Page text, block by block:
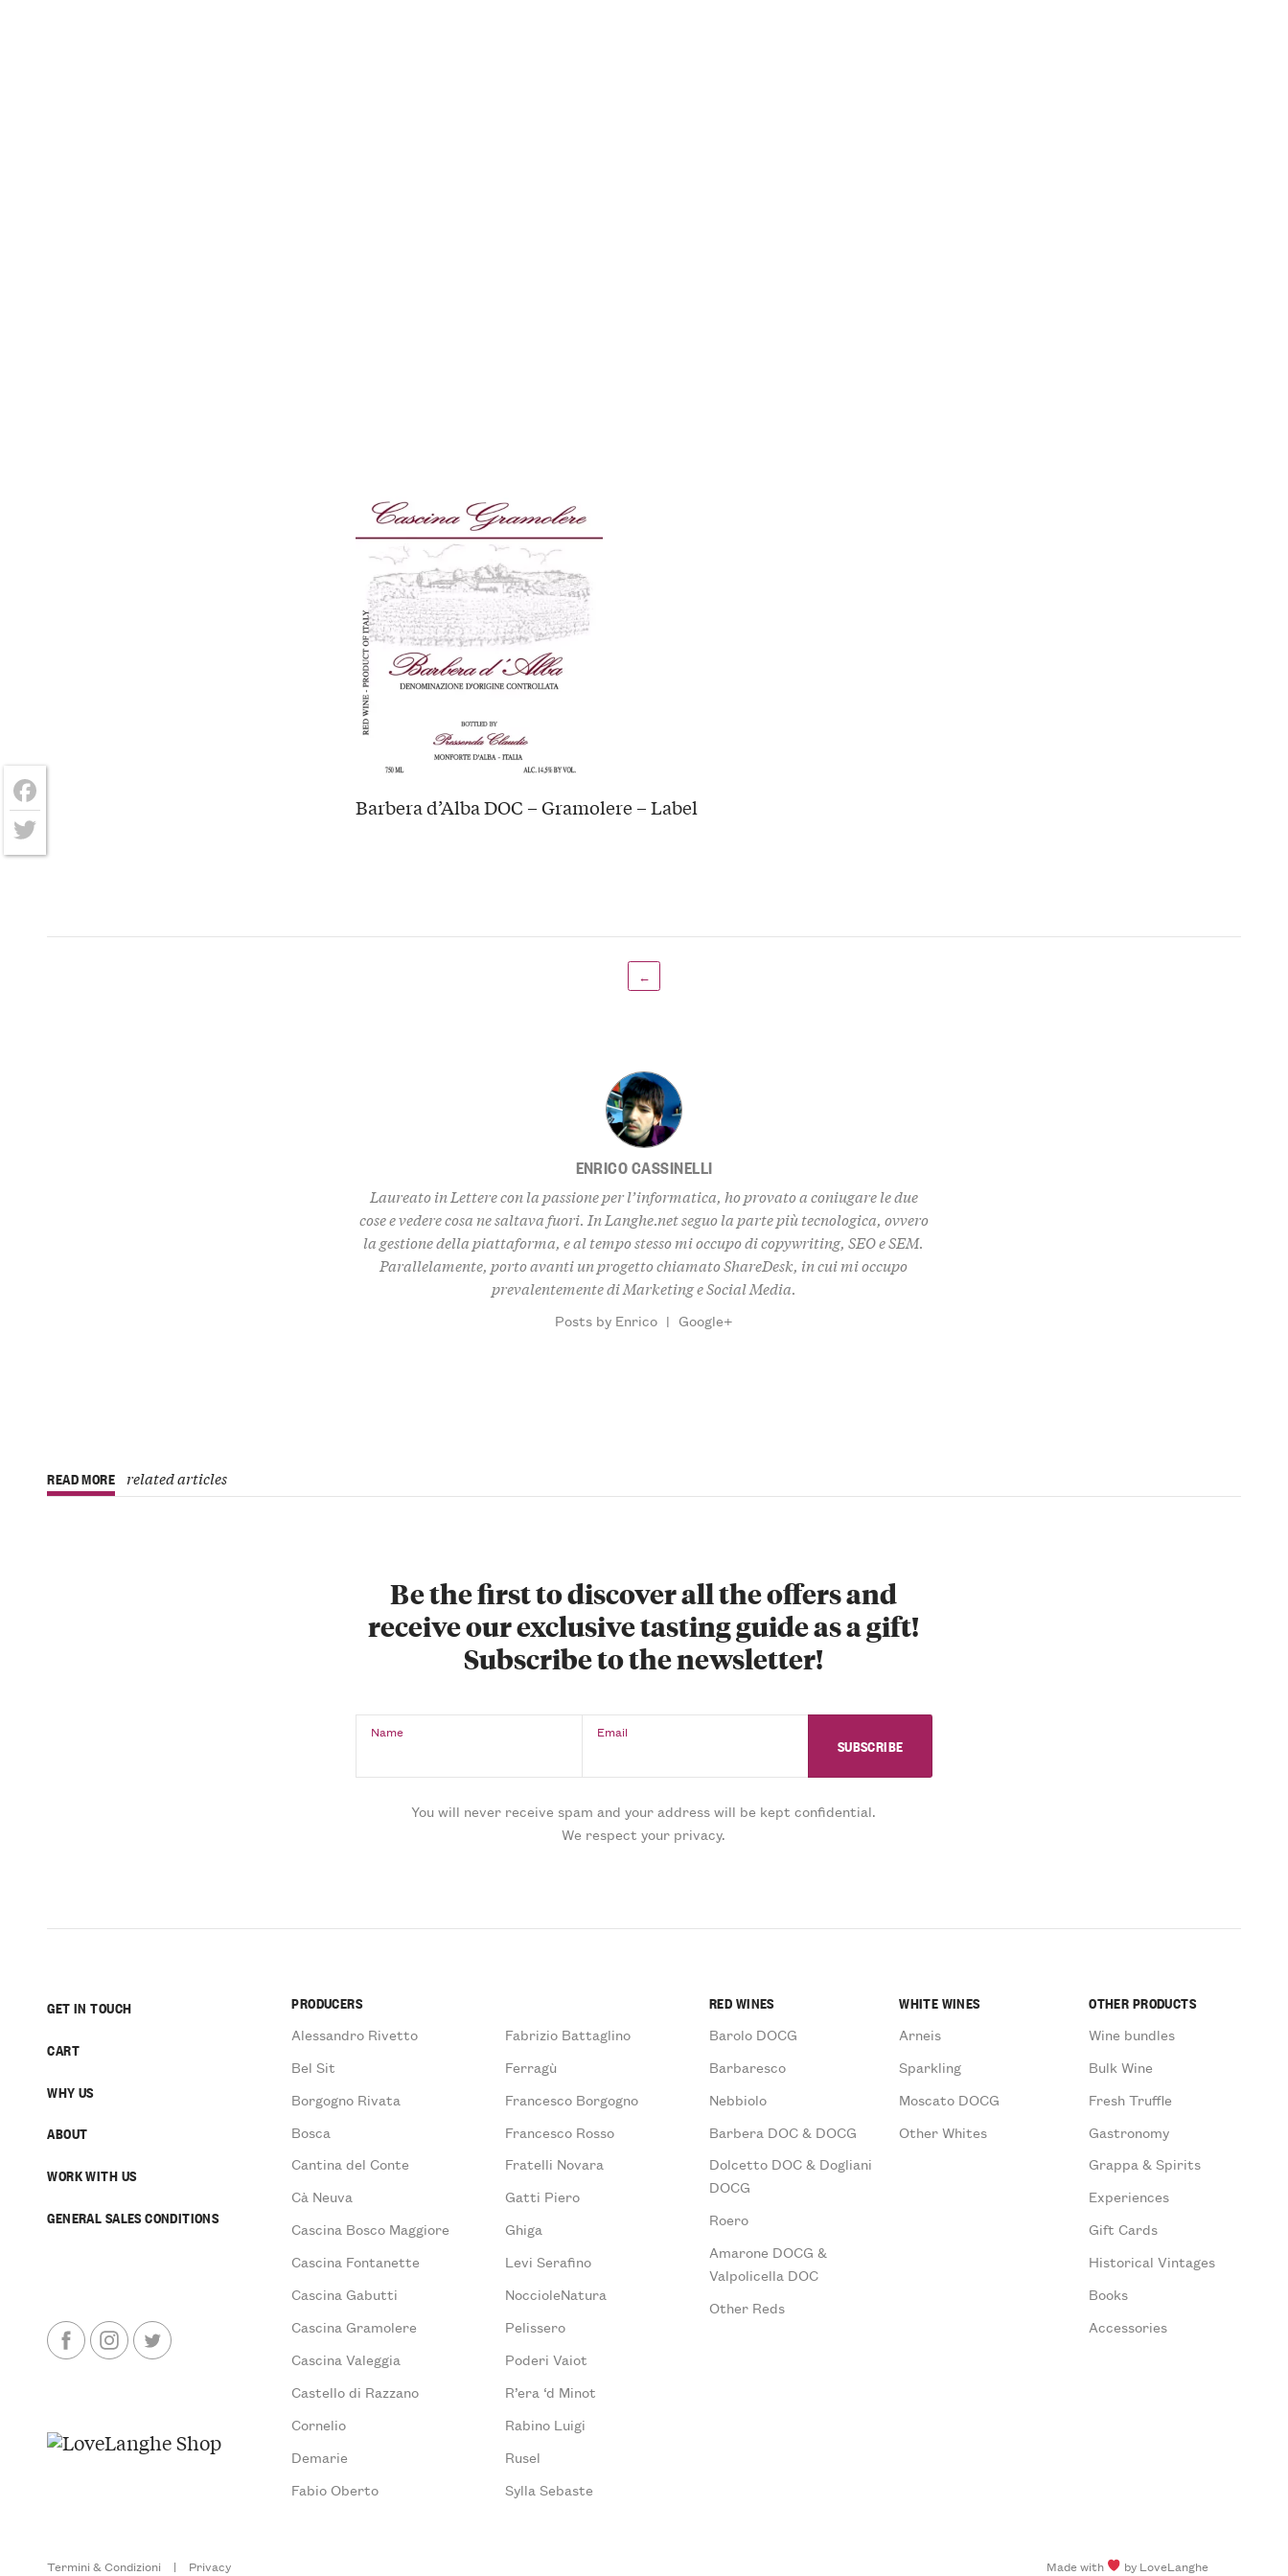
Barbera d’Alba DOC – Gramolere – Label
←
ENRICO CASSINELLI
Laureato in Lettere con la passione per l’informatica, ho provato a coniugare le due
cose e vedere cosa ne saltava fuori. In Langhe.net seguo la parte più tecnologica, ovvero
la gestione della piattaforma, e al tempo stesso mi occupo di copywriting, SEO e SEM.
Parallelamente, porto avanti un progetto chiamato ShareDesk, in cui mi occupo
prevalentemente di Marketing e Social Media.
Posts by Enrico | Google+
READ MORE related articles
Be the first to discover all the offers and
receive our exclusive tasting guide as a gift!
Subscribe to the newsletter!
Name Email
You will never receive spam and your address will be kept confidential.
We respect your privacy.
GET IN TOUCH
CART
WHY US
ABOUT
WORK WITH US
GENERAL SALES CONDITIONS
PRODUCERS
Alessandro Rivetto
Bel Sit
Borgogno Rivata
Bosca
Cantina del Conte
Cà Neuva
Cascina Bosco Maggiore
Cascina Fontanette
Cascina Gabutti
Cascina Gramolere
Cascina Valeggia
Castello di Razzano
Cornelio
Demarie
Fabio Oberto
Fabrizio Battaglino
Ferragù
Francesco Borgogno
Francesco Rosso
Fratelli Novara
Gatti Piero
Ghiga
Levi Serafino
NoccioleNatura
Pelissero
Poderi Vaiot
R’era ‘d Minot
Rabino Luigi
Rusel
Sylla Sebaste
RED WINES
Barolo DOCG
Barbaresco
Nebbiolo
Barbera DOC & DOCG
Dolcetto DOC & Dogliani
DOCG
Roero
Amarone DOCG &
Valpolicella DOC
Other Reds
WHITE WINES
Arneis
Sparkling
Moscato DOCG
Other Whites
OTHER PRODUCTS
Wine bundles
Bulk Wine
Fresh Truffle
Gastronomy
Grappa & Spirits
Experiences
Gift Cards
Historical Vintages
Books
Accessories
Termini & Condizioni | Privacy Made with by LoveLanghe
Facebook
Twitter